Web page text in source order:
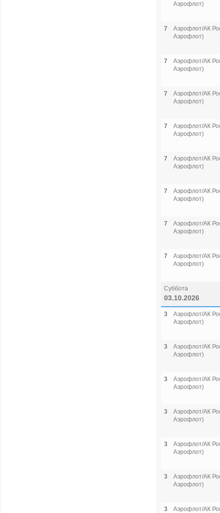
Аэрофлот)
7
Аэрофлот/АК
Аэрофлот)
7
Аэрофлот/АК
Аэрофлот)
7
Аэрофлот/АК
Аэрофлот)
7
Аэрофлот/АК
Аэрофлот)
7
Аэрофлот/АК
Аэрофлот)
7
Аэрофлот/АК
Аэрофлот)
7
Аэрофлот/АК
Аэрофлот)
7
Аэрофлот/АК
Аэрофлот)
Суббота
03.10.2026
3
Аэрофлот/АК
Аэрофлот)
3
Аэрофлот/АК
Аэрофлот)
3
Аэрофлот/АК
Аэрофлот)
3
Аэрофлот/АК
Аэрофлот)
3
Аэрофлот/АК
Аэрофлот)
3
Аэрофлот/АК
Аэрофлот)
3
Аэрофлот/АК